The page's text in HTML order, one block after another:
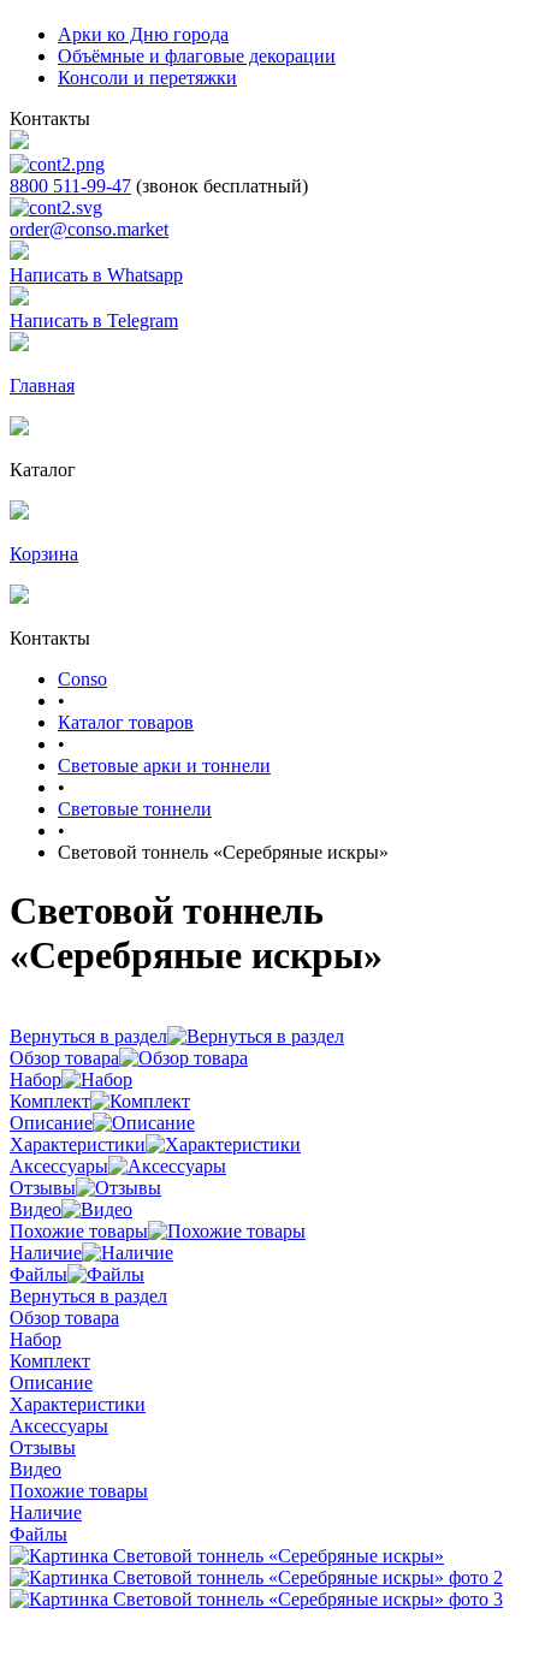
Арки ко Дню города
Объёмные и флаговые декорации
Консоли и перетяжки
Контакты
8800 511-99-47 (звонок бесплатный)
order@conso.market
Написать в Whatsapp
Написать в Telegram
Главная
Каталог
Корзина
Контакты
Conso
•
Каталог товаров
•
Световые арки и тоннели
•
Световые тоннели
•
Световой тоннель «Серебряные искры»
Световой тоннель
«Серебряные искры»
Вернуться в раздел
Обзор товара
Набор
Комплект
Описание
Характеристики
Аксессуары
Отзывы
Видео
Похожие товары
Наличие
Файлы
Вернуться в раздел
Обзор товара
Набор
Комплект
Описание
Характеристики
Аксессуары
Отзывы
Видео
Похожие товары
Наличие
Файлы